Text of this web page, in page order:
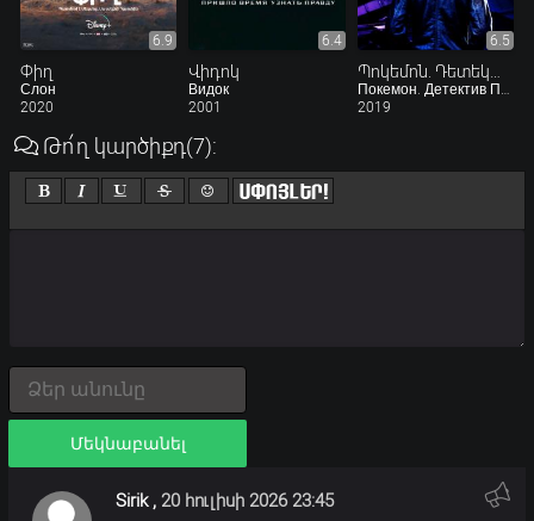
6.9
Փիղ
Слон
2020
6.4
Վիդոկ
Видок
2001
6.5
Покемон. Детектив Пикачу
2019
Թո՛ղ կարծիքդ(7):
Մեկնաբանել
Sirik , 20 հուլիսի 2026 23:45